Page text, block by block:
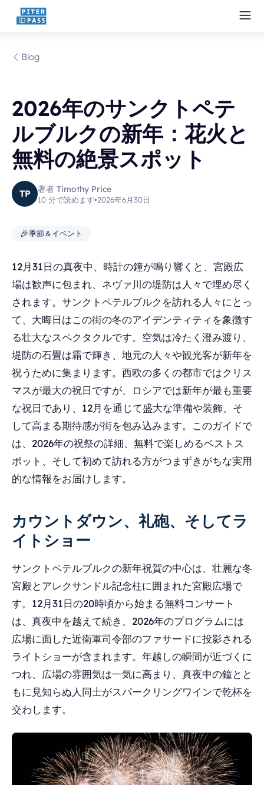
Blog
2026年のサンクトペテ
ルブルクの新年：花火と
無料の絶景スポット
TP 著者 Timothy Price
10 分で読めます•2026年6月30日
🎉季節＆イベント
12月31日の真夜中、時計の鐘が鳴り響くと、宮殿広
場は歓声に包まれ、ネヴァ川の堤防は人々で埋め尽く
されます。サンクトペテルブルクを訪れる人々にとっ
て、大晦日はこの街の冬のアイデンティティを象徴す
る壮大なスペクタクルです。空気は冷たく澄み渡り、
堤防の石畳は霜で輝き、地元の人々や観光客が新年を
祝うために集まります。西欧の多くの都市ではクリス
マスが最大の祝日ですが、ロシアでは新年が最も重要
な祝日であり、12月を通じて盛大な準備や装飾、そ
して高まる期待感が街を包み込みます。このガイドで
は、2026年の祝祭の詳細、無料で楽しめるベストス
ポット、そして初めて訪れる方がつまずきがちな実用
的な情報をお届けします。
カウントダウン、礼砲、そしてラ
イトショー
サンクトペテルブルクの新年祝賀の中心は、壮麗な冬
宮殿とアレクサンドル記念柱に囲まれた宮殿広場で
す。12月31日の20時頃から始まる無料コンサート
は、真夜中を越えて続き、2026年のプログラムには
広場に面した近衛軍司令部のファサードに投影される
ライトショーが含まれます。年越しの瞬間が近づくに
つれ、広場の雰囲気は一気に高まり、真夜中の鐘とと
もに見知らぬ人同士がスパークリングワインで乾杯を
交わします。